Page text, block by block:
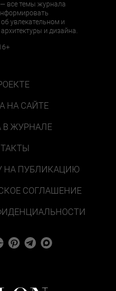
все темы журнала
увлекательном и
и дизайна.
НА САЙТЕ
В ЖУРНАЛЕ
НА ПУБЛИКАЦИЮ
СОГЛАШЕНИЕ